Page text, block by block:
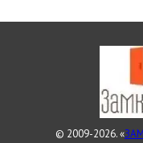
© 2009-2026. «